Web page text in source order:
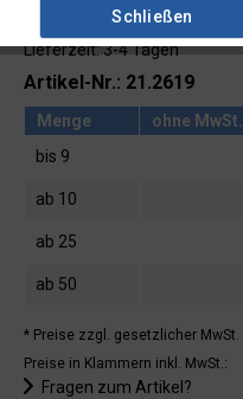
Lieferzeit: 3-4 Tagen
Artikel-Nr.: 21.2619
Menge ohne MwSt.
bis 9
ab 10
ab 25
ab 50
* Preise zzgl. gesetzlicher MwSt.
Preise in Klammern inkl. MwSt.:
Fragen zum Artikel?
Schließen